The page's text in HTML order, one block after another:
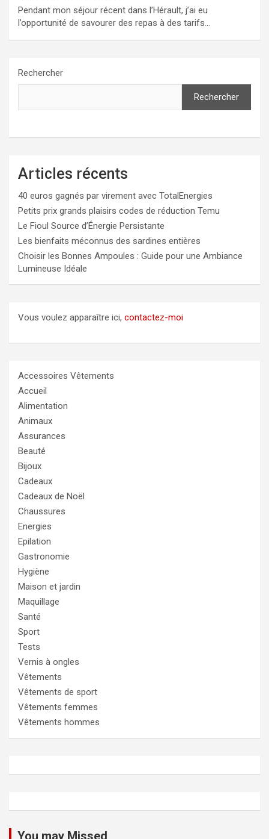
Pendant mon séjour récent dans l’Hérault, j’ai eu
l’opportunité de savourer des repas à des tarifs…
Rechercher
Rechercher
Articles récents
40 euros gagnés par virement avec TotalEnergies
Petits prix grands plaisirs codes de réduction Temu
Le Fioul Source d’Énergie Persistante
Les bienfaits méconnus des sardines entières
Choisir les Bonnes Ampoules : Guide pour une Ambiance
Lumineuse Idéale
Vous voulez apparaître ici, contactez-moi
Accessoires Vêtements
Accueil
Alimentation
Animaux
Assurances
Beauté
Bijoux
Cadeaux
Cadeaux de Noël
Chaussures
Energies
Epilation
Gastronomie
Hygiène
Maison et jardin
Maquillage
Santé
Sport
Tests
Vernis à ongles
Vêtements
Vêtements de sport
Vêtements femmes
Vêtements hommes
You may Missed